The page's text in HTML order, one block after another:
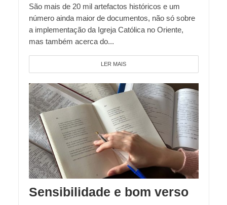
São mais de 20 mil artefactos históricos e um
número ainda maior de documentos, não só sobre
a implementação da Igreja Católica no Oriente,
mas também acerca do...
LER MAIS
Sensibilidade e bom verso